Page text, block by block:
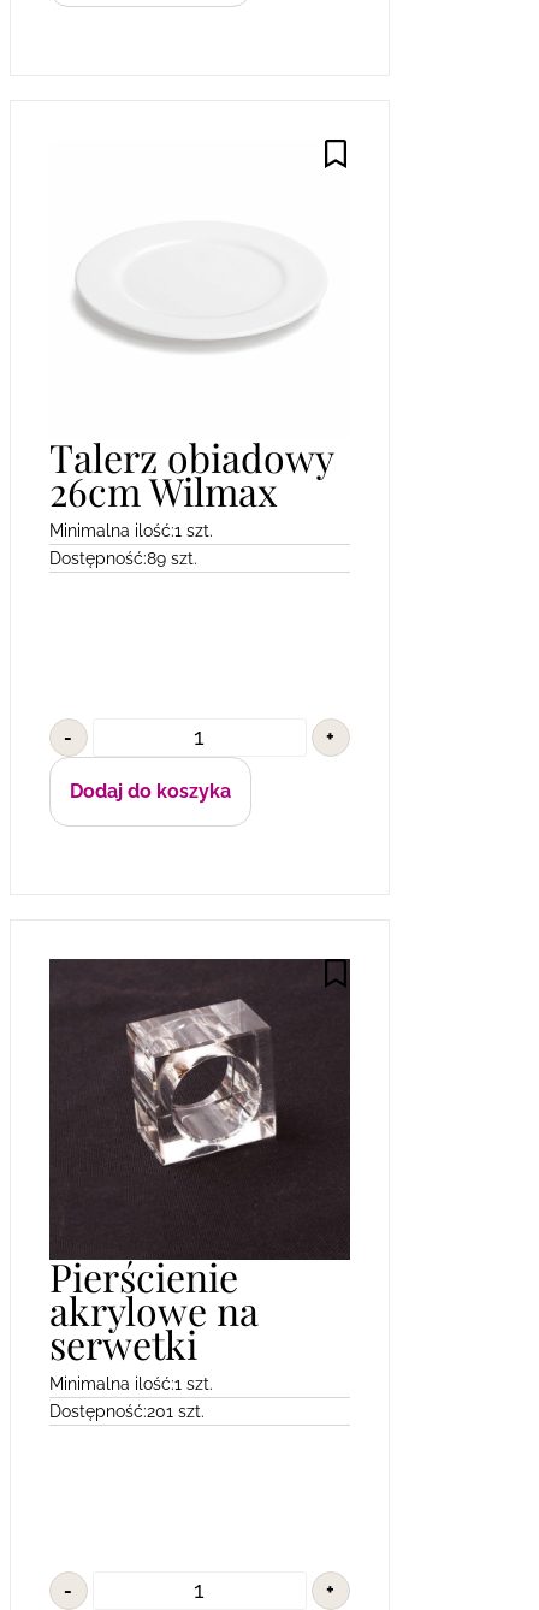
Talerz obiadowy
26cm Wilmax
Minimalna ilość:1 szt.
Dostępność:89 szt.
- +
Dodaj do koszyka
Pierścienie
akrylowe na
serwetki
Minimalna ilość:1 szt.
Dostępność:201 szt.
- +